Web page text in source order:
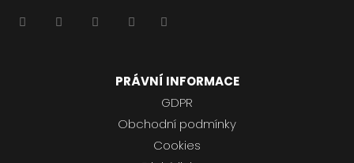
PRÁVNÍ INFORMACE
GDPR
Obchodní podmínky
Cookies